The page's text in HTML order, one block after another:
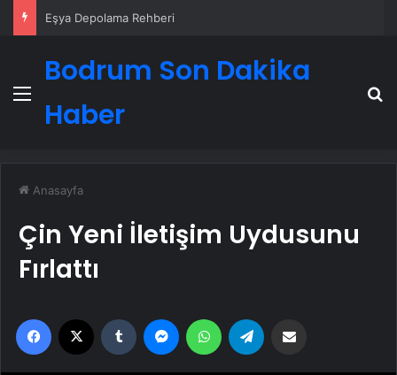
Eşya Depolama Rehberi
Menü
Bodrum Son Dakika
Haber
Anasayfa
Çin Yeni İletişim Uydusunu
Fırlattı
Facebook Tumblr MessengerWhatsApp